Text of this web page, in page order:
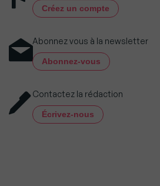
Créez un compte
Abonnez vous à la newsletter
Abonnez-vous
Contactez la rédaction
Écrivez-nous